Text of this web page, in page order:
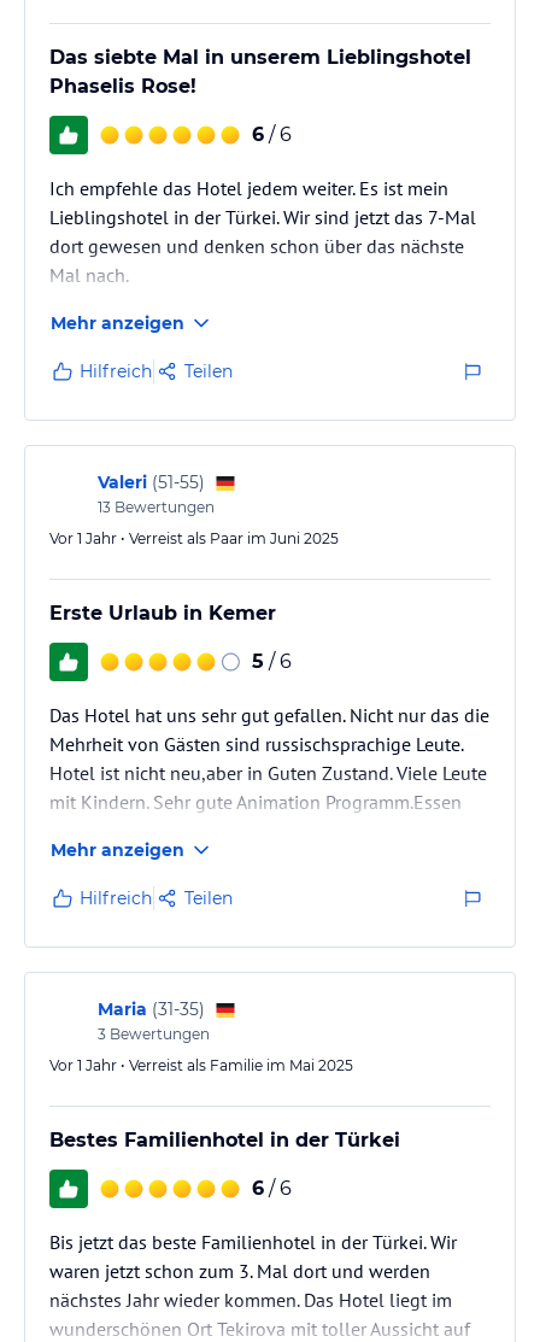
Das siebte Mal in unserem Lieblingshotel
Phaselis Rose!
6 / 6
Ich empfehle das Hotel jedem weiter. Es ist mein
Lieblingshotel in der Türkei. Wir sind jetzt das 7-Mal
dort gewesen und denken schon über das nächste
Mal nach.
Mehr anzeigen
Hilfreich Teilen
Valeri (51-55)
13 Bewertungen
Vor 1 Jahr • Verreist als Paar im Juni 2025
Erste Urlaub in Kemer
5 / 6
Das Hotel hat uns sehr gut gefallen. Nicht nur das die
Mehrheit von Gästen sind russischsprachige Leute.
Hotel ist nicht neu,aber in Guten Zustand. Viele Leute
mit Kindern. Sehr gute Animation Programm.Essen
Aquaschuhe.
Mehr anzeigen
Hilfreich Teilen
Maria (31-35)
3 Bewertungen
Vor 1 Jahr • Verreist als Familie im Mai 2025
Bestes Familienhotel in der Türkei
6 / 6
Bis jetzt das beste Familienhotel in der Türkei. Wir
waren jetzt schon zum 3. Mal dort und werden
nächstes Jahr wieder kommen. Das Hotel liegt im
wunderschönen Ort Tekirova mit toller Aussicht auf